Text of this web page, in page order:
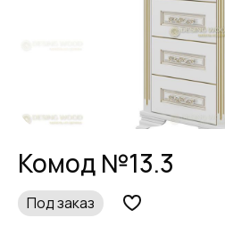
Комод №13.3
Под заказ